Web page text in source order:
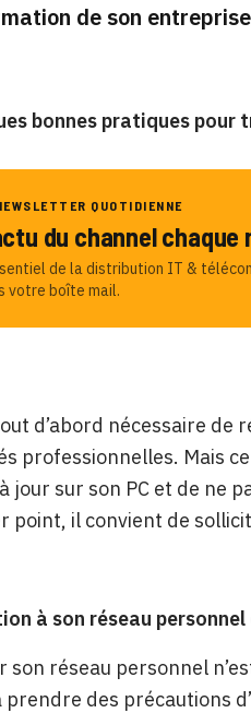
de son
bonnes pratiques
QUOTIDIENNE
du channel chaque
de la distribution IT &
votre boîte mail.
d’abord nécessaire de
professionnelles. Mais
jour sur son PC et de ne
point, il convient de
à son réseau
son réseau personnel
prendre des précautions